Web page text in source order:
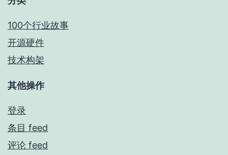
100个行业故事
开源硬件
技术构架
其他操作
登录
条目 feed
评论 feed